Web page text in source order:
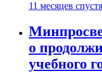
11 месяцев спустя
о
учебного